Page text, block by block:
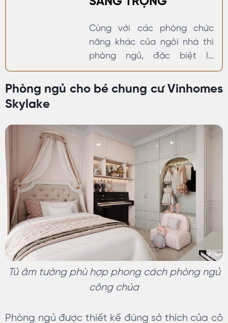
Cùng với các phòng chức
năng khác của ngôi nhà thì
phòng ngủ, đặc biệt là
phòng ngủ master là không
gian được gia chủ rất quan
tâm trong thiết kế nội thất.
và đâu là những mẫu phòng
ngủ master được ưa chuộng
nhất. Chúng ta hãy cùng…
Phòng ngủ cho bé chung cư Vinhomes
Skylake
Tủ âm tường phù hợp phong cách phòng ngủ
công chúa
Phòng ngủ được thiết kế đúng sở thích của cô